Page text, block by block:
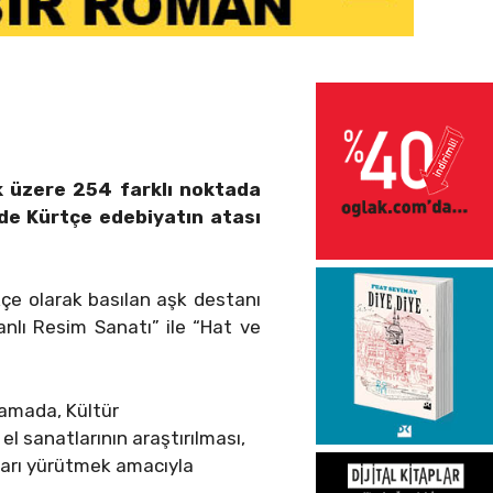
üzere 254 farklı noktada
Kürtçe edebiyatın atası
olarak basılan aşk destanı
Resim Sanatı” ile “Hat ve
Kültür
araştırılması,
yürütmek amacıyla